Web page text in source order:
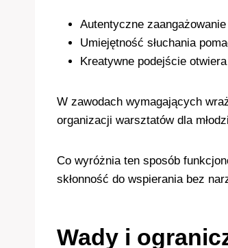
Autentyczne
Umiejętność słuchania
Kreatywne podejście
W zawodach wymagających
organizacji warsztatów dla
Co wyróżnia ten sposób
skłonność do wspierania bez
Wady i